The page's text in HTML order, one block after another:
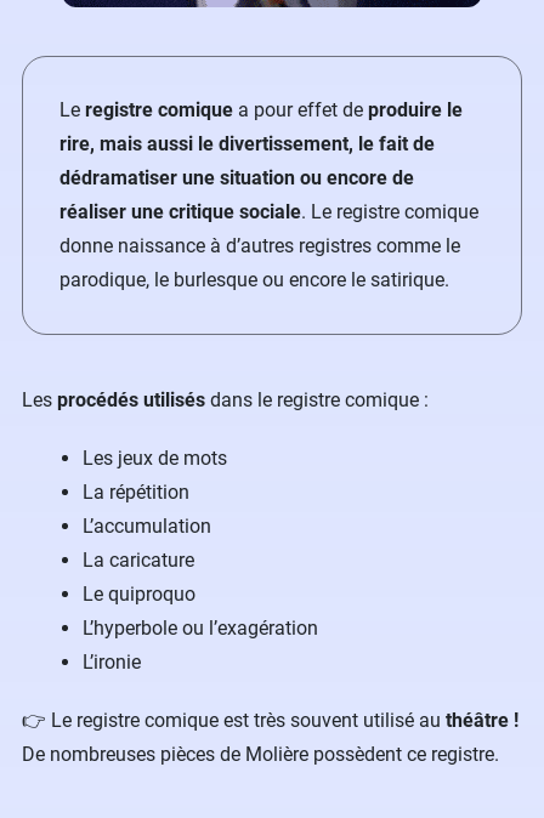
Le registre comique a pour effet de produire le
rire, mais aussi le divertissement, le fait de
dédramatiser une situation ou encore de
réaliser une critique sociale. Le registre comique
donne naissance à d’autres registres comme le
parodique, le burlesque ou encore le satirique.
Les procédés utilisés dans le registre comique :
Les jeux de mots
La répétition
L’accumulation
La caricature
Le quiproquo
L’hyperbole ou l’exagération
L’ironie
👉 Le registre comique est très souvent utilisé au théâtre !
De nombreuses pièces de Molière possèdent ce registre.